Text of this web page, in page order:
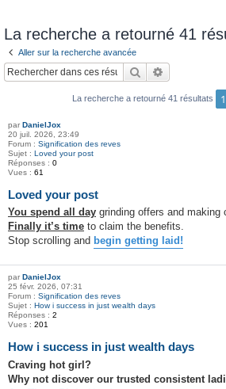
La recherche a retourné 41
Aller sur la recherche avancée
Rechercher
La recherche a retourné 41 résultats 1
par DanielJox
20 juil. 2026, 23:49
Forum : Signification des reves
Sujet : Loved your post
Réponses : 0
Vues : 61
Loved your post
You spend all day grinding offers and making
Finally it’s time to claim the benefits.
Stop scrolling and begin getting laid!
par DanielJox
25 févr. 2026, 07:31
Forum : Signification des reves
Sujet : How i success in just wealth days
Réponses : 2
Vues : 201
How i success in just wealth days
Craving hot girl?
Why not discover our trusted consistent